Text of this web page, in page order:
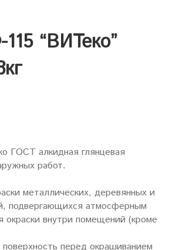
“ВИТеко”
ГОСТ алкидная глянцевая
работ.
металлических, деревянных и
подвергающихся атмосферным
окраски внутри помещений (кроме
перед окрашиванием